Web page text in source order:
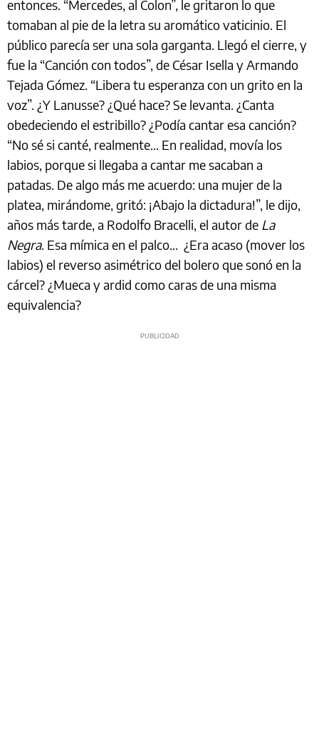
entonces. “Mercedes, al Colon”, le gritaron lo que
tomaban al pie de la letra su aromático vaticinio. El
público parecía ser una sola garganta. Llegó el cierre, y
fue la “Canción con todos”, de César Isella y Armando
Tejada Gómez. “Libera tu esperanza con un grito en la
voz”. ¿Y Lanusse? ¿Qué hace? Se levanta. ¿Canta
obedeciendo el estribillo? ¿Podía cantar esa canción?
“No sé si canté, realmente... En realidad, movía los
labios, porque si llegaba a cantar me sacaban a
patadas. De algo más me acuerdo: una mujer de la
platea, mirándome, gritó: ¡Abajo la dictadura!”, le dijo,
años más tarde, a Rodolfo Bracelli, el autor de La
Negra. Esa mímica en el palco… ¿Era acaso (mover los
labios) el reverso asimétrico del bolero que sonó en la
cárcel? ¿Mueca y ardid como caras de una misma
equivalencia?